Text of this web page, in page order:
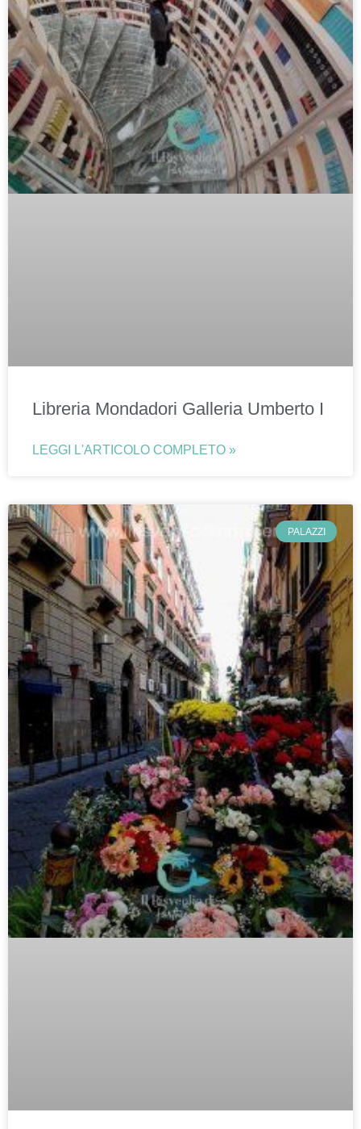
Libreria Mondadori Galleria Umberto I
LEGGI L'ARTICOLO COMPLETO »
PALAZZI